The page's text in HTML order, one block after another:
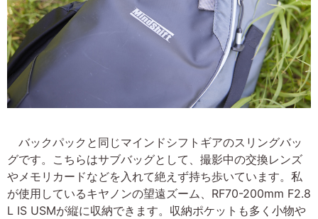
バックパックと同じマインドシフトギアのスリングバッ
グです。こちらはサブバッグとして、撮影中の交換レンズ
やメモリカードなどを入れて絶えず持ち歩いています。私
が使用しているキヤノンの望遠ズーム、RF70-200mm F2.8
L IS USMが縦に収納できます。収納ポケットも多く小物や